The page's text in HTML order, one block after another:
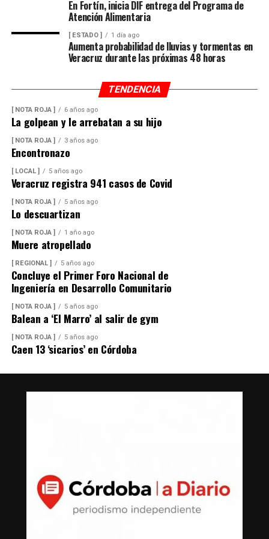
En Fortín, inicia DIF entrega del Programa de
Atención Alimentaria
[ ESTADO ] 1 día ago
Aumenta probabilidad de lluvias y tormentas en
Veracruz durante las próximas 48 horas
TENDENCIA
[ NOTA ROJA ] 6 años ago
La golpean y le arrebatan a su hijo
[ NOTA ROJA ] 3 años ago
Encontronazo
[ LOCAL ] 5 años ago
Veracruz registra 941 casos de Covid
[ NOTA ROJA ] 5 años ago
Lo descuartizan
[ NOTA ROJA ] 1 año ago
Muere atropellado
[ REGIONAL ] 5 años ago
Concluye el Primer Foro Nacional de
Ingeniería en Desarrollo Comunitario
[ NOTA ROJA ] 5 años ago
Balean a ‘El Marro’ al salir de gym
[ NOTA ROJA ] 5 años ago
Caen 13 ‘sicarios’ en Córdoba